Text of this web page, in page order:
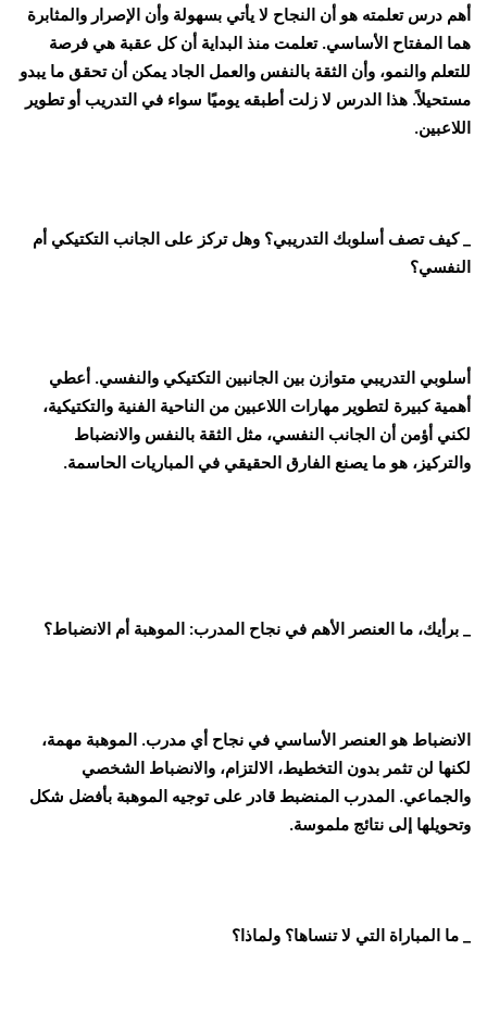
أهم درس تعلمته هو أن النجاح لا يأتي بسهولة وأن الإصرار والمثابرة
هما المفتاح الأساسي. تعلمت منذ البداية أن كل عقبة هي فرصة
للتعلم والنمو، وأن الثقة بالنفس والعمل الجاد يمكن أن تحقق ما يبدو
مستحيلاً. هذا الدرس لا زلت أطبقه يوميًا سواء في التدريب أو تطوير
اللاعبين.
_ كيف تصف أسلوبك التدريبي؟ وهل تركز على الجانب التكتيكي أم
النفسي؟
أسلوبي التدريبي متوازن بين الجانبين التكتيكي والنفسي. أعطي
أهمية كبيرة لتطوير مهارات اللاعبين من الناحية الفنية والتكتيكية،
لكني أؤمن أن الجانب النفسي، مثل الثقة بالنفس والانضباط
والتركيز، هو ما يصنع الفارق الحقيقي في المباريات الحاسمة.
_ برأيك، ما العنصر الأهم في نجاح المدرب: الموهبة أم الانضباط؟
الانضباط هو العنصر الأساسي في نجاح أي مدرب. الموهبة مهمة،
لكنها لن تثمر بدون التخطيط، الالتزام، والانضباط الشخصي
والجماعي. المدرب المنضبط قادر على توجيه الموهبة بأفضل شكل
وتحويلها إلى نتائج ملموسة.
_ ما المباراة التي لا تنساها؟ ولماذا؟